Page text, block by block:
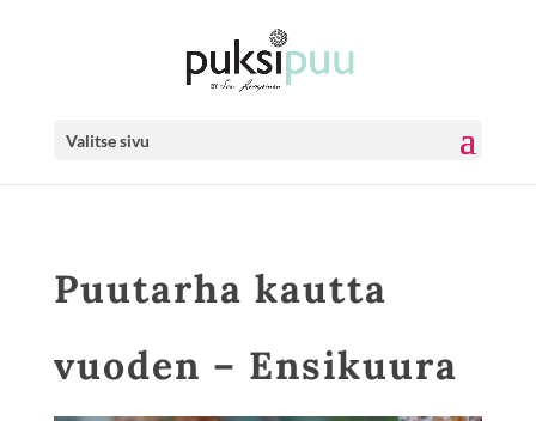
Valitse sivu
Puutarha kautta
vuoden – Ensikuura